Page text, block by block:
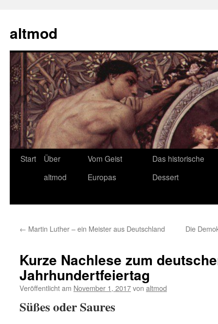
springen
altmod
Start
Über
altmod
Vom Geist
Europas
Das historische
Dessert
← Martin Luther – ein Meister aus Deutschland Die
Kurze Nachlese zum
Jahrhundertfeiertag
Veröffentlicht am November 1, 2017von altmod
Süßes oder Saures